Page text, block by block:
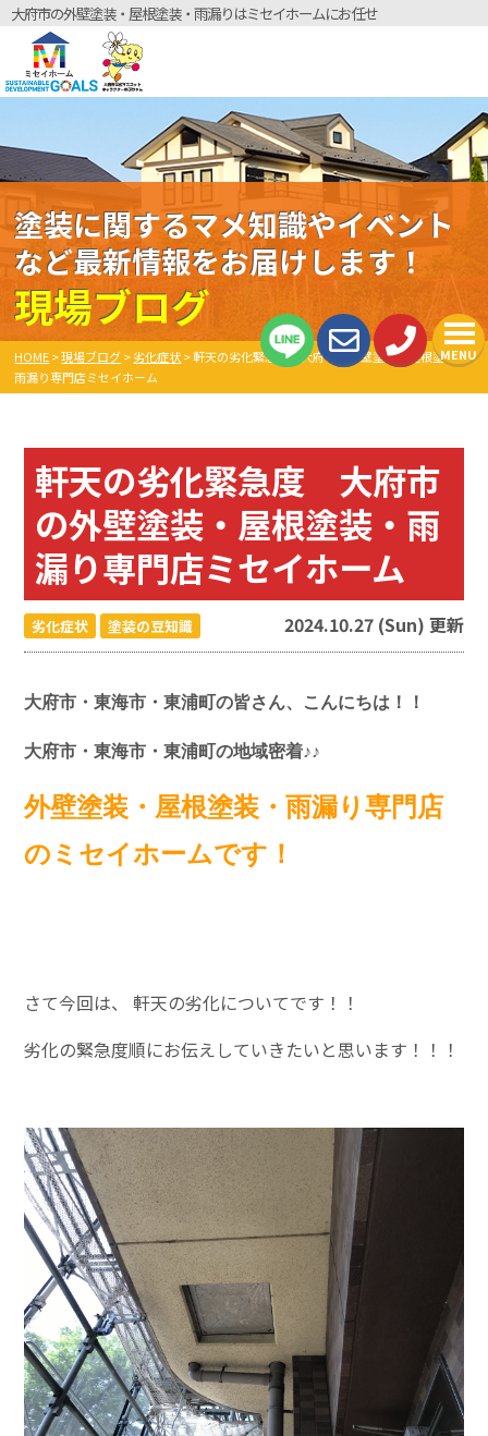
大府市の外壁塗装・屋根塗装・雨漏りはミセイホームにお任せ
MENU
塗装に関するマメ知識やイベント
など最新情報をお届けします！
現場ブログ
HOME>現場ブログ>劣化症状>軒天の劣化緊急度 大府市の外壁塗装・屋根塗装・
雨漏り専門店ミセイホーム
軒天の劣化緊急度 大府市
の外壁塗装・屋根塗装・雨
漏り専門店ミセイホーム
劣化症状 塗装の豆知識 2024.10.27 (Sun) 更新
大府市・東海市・東浦町の皆さん、こんにちは！！
大府市・東海市・東浦町の地域密着♪♪
外壁塗装・屋根塗装・雨漏り専門店
のミセイホームです！
さて今回は、 軒天の劣化についてです！！
劣化の緊急度順にお伝えしていきたいと思います！！！